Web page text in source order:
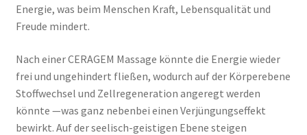
Energie, was beim Menschen Kraft, Lebensqualität und
Freude mindert.
Nach einer CERAGEM Massage könnte die Energie wieder
frei und ungehindert fließen, wodurch auf der Körperebene
Stoffwechsel und Zellregeneration angeregt werden
könnte —was ganz nebenbei einen Verjüngungseffekt
bewirkt. Auf der seelisch-geistigen Ebene steigen